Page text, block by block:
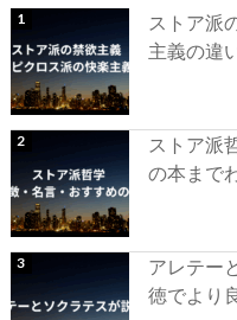
ストア派
主義の違
ストア派
の本まで
アレテー
徳でより